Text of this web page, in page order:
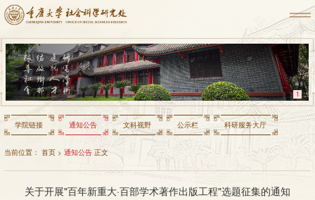
1
学院链接 通知公告 文科视野 公示栏 科研服务大厅
当前位置： 首页> 通知公告正文
关于开展"百年新重大·百部学术著作出版工程"选题征集的通知